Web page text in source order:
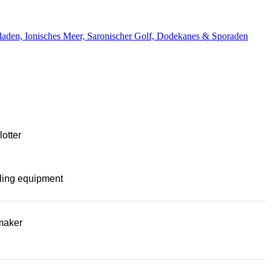
Ionisches Meer, Saronischer Golf, Dodekanes & Sporaden
equipment